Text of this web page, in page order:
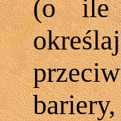
(o ile